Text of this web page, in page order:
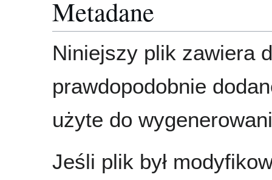
Metadane
Niniejszy plik zawiera
prawdopodobnie
użyte do
Jeśli plik był